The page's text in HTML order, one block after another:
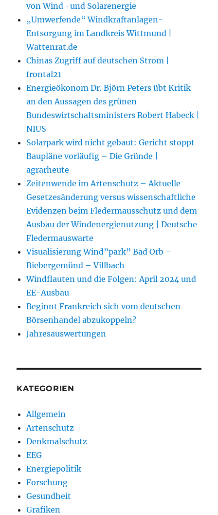
von Wind -und Solarenergie
„Umwerfende“ Windkraftanlagen-
Entsorgung im Landkreis Wittmund |
Wattenrat.de
Chinas Zugriff auf deutschen Strom |
frontal21
Energieökonom Dr. Björn Peters übt Kritik
an den Aussagen des grünen
Bundeswirtschaftsministers Robert Habeck |
NIUS
Solarpark wird nicht gebaut: Gericht stoppt
Baupläne vorläufig – Die Gründe |
agrarheute
Zeitenwende im Artenschutz – Aktuelle
Gesetzesänderung versus wissenschaftliche
Evidenzen beim Fledermausschutz und dem
Ausbau der Windenergienutzung | Deutsche
Fledermauswarte
Visualisierung Wind”park” Bad Orb –
Biebergemünd – Villbach
Windflauten und die Folgen: April 2024 und
EE-Ausbau
Beginnt Frankreich sich vom deutschen
Börsenhandel abzukoppeln?
Jahresauswertungen
KATEGORIEN
Allgemein
Artenschutz
Denkmalschutz
EEG
Energiepolitik
Forschung
Gesundheit
Grafiken